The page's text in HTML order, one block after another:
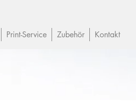
Print-Service Zubehör Kontakt